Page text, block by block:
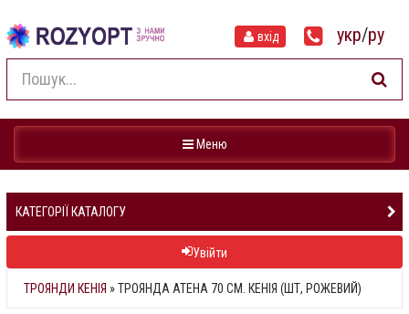
вхід укр/ру
Навігація
Меню
КАТЕГОРІЇ КАТАЛОГУ
Увійти
ТРОЯНДИ КЕНІЯ »ТРОЯНДА АТЕНА 70 СМ. КЕНІЯ (ШТ, РОЖЕВИЙ)